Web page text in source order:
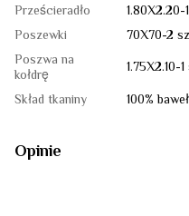
Prześcieradło
1.80Х2.20-
Poszewki
70X70-2
Poszwa na
kołdrę
1.75Х2.10-
Skład tkaniny
100%
Opinie